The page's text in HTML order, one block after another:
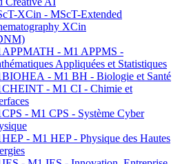
XCin - MScT-Extended
XCin
- M1 APPMS -
Appliquées et Statistiques
- M1 BH - Biologie et Santé
- M1 CI - Chimie et
- M1 CPS - Système Cyber
- M1 HEP - Physique des Hautes